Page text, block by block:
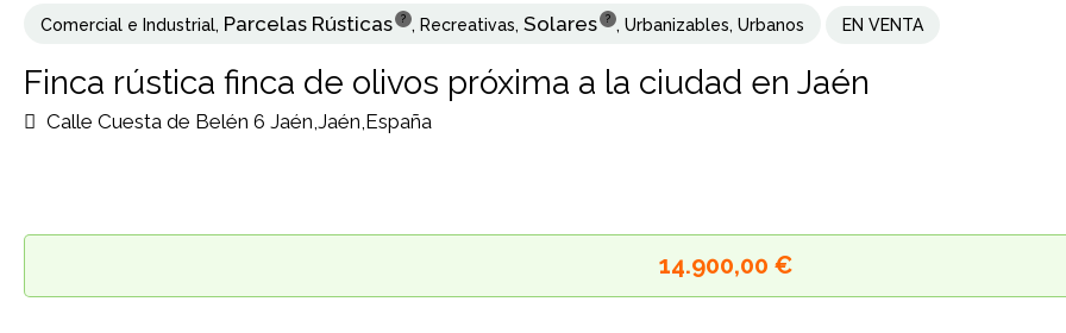
Comercial e Industrial, Parcelas Rústicas ? , Recreativas, Solares ? , Urbanizables, Urbanos EN VENTA
Finca rústica finca de olivos próxima a la ciudad en Jaén
Calle Cuesta de Belén 6 Jaén,Jaén,España
14.900,00 €